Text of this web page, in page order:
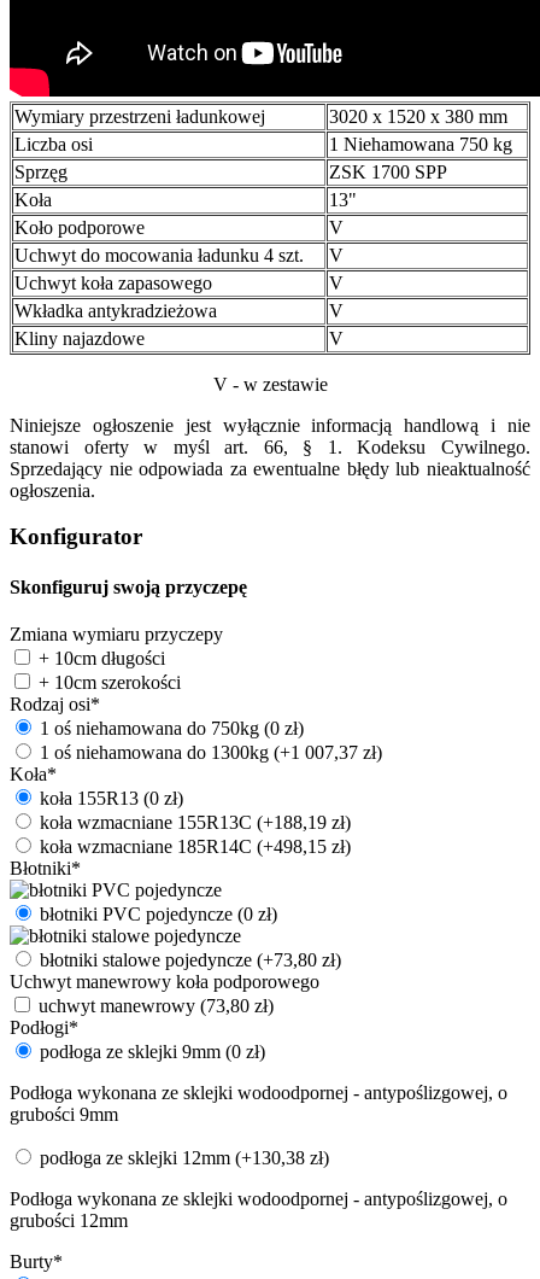
Wymiary przestrzeni ładunkowej
3020 x 1520 x 380 mm
Liczba osi
1 Niehamowana 750 kg
Sprzęg
ZSK 1700 SPP
Koła
13"
Koło podporowe
V
Uchwyt do mocowania ładunku 4 szt.
V
Uchwyt koła zapasowego
V
Wkładka antykradzieżowa
V
Kliny najazdowe
V
V - w zestawie
Niniejsze ogłoszenie jest wyłącznie informacją handlową i nie
stanowi oferty w myśl art. 66, § 1. Kodeksu Cywilnego.
Sprzedający nie odpowiada za ewentualne błędy lub nieaktualność
ogłoszenia.
Konfigurator
Skonfiguruj swoją przyczepę
Zmiana wymiaru przyczepy
+ 10cm długości
+ 10cm szerokości
Rodzaj osi*
1 oś niehamowana do 750kg (0 zł)
1 oś niehamowana do 1300kg (+1 007,37 zł)
Koła*
koła 155R13 (0 zł)
koła wzmacniane 155R13C (+188,19 zł)
koła wzmacniane 185R14C (+498,15 zł)
Błotniki*
błotniki PVC pojedyncze (0 zł)
błotniki stalowe pojedyncze (+73,80 zł)
Uchwyt manewrowy koła podporowego
uchwyt manewrowy (73,80 zł)
Podłogi*
podłoga ze sklejki 9mm (0 zł)
Podłoga wykonana ze sklejki wodoodpornej - antypoślizgowej, o
grubości 9mm
podłoga ze sklejki 12mm (+130,38 zł)
Podłoga wykonana ze sklejki wodoodpornej - antypoślizgowej, o
grubości 12mm
Burty*